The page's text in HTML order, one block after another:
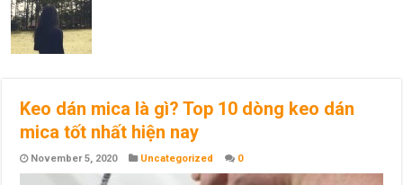
Keo dán mica là gì? Top 10 dòng keo dán
mica tốt nhất hiện nay
November 5, 2020 Uncategorized 0